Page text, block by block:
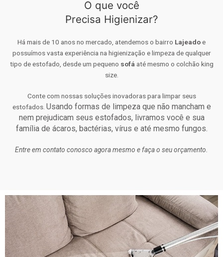
O que você
Precisa Higienizar?
Há mais de 10 anos no mercado, atendemos o bairro Lajeadoe
possuímos vasta experiência na higienização e limpeza de qualquer
tipo de estofado, desde um pequeno sofá até mesmo o colchão king
size.
Conte com nossas soluções inovadoras para limpar seus
estofados. Usando formas de limpeza que não mancham e
nem prejudicam seus estofados, livramos você e sua
família de ácaros, bactérias, vírus e até mesmo fungos.
Entre em contato conosco agora mesmo e faça o seu orçamento.